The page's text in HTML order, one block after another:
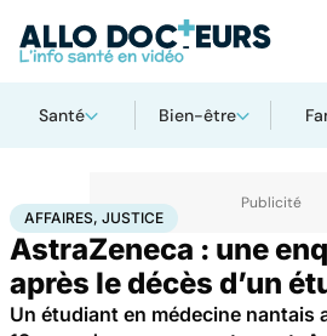
Santé Bien-être
AccueilSantéSociétéJustice Affaires, justice
AFFAIRES, JUSTICE
AstraZeneca : une
après le décès d’un
Un étudiant en médecine nantais